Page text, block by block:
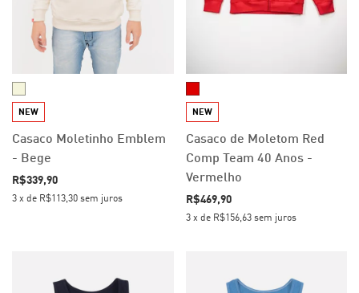
NEW
Casaco Moletinho Emblem
- Bege
R$339,90
3 x de R$113,30 sem juros
NEW
Casaco de Moletom Red
Comp Team 40 Anos -
Vermelho
R$469,90
3 x de R$156,63 sem juros